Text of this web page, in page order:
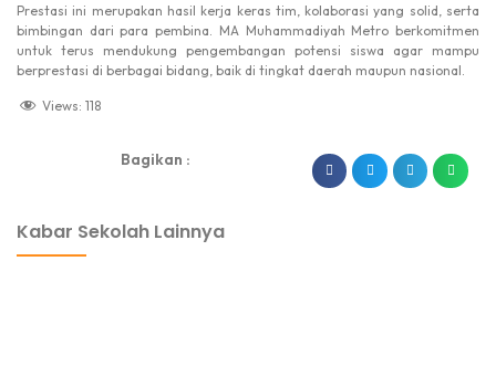
Prestasi ini merupakan hasil kerja keras tim, kolaborasi yang solid, serta
bimbingan dari para pembina. MA Muhammadiyah Metro berkomitmen
untuk terus mendukung pengembangan potensi siswa agar mampu
berprestasi di berbagai bidang, baik di tingkat daerah maupun nasional.
Views: 118
Bagikan :
Kabar Sekolah Lainnya